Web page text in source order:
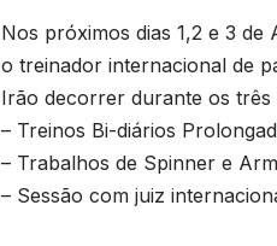
Nos próximos dias 1,2 e 3
o treinador internacional de
Irão decorrer durante os três
– Treinos Bi-diários
– Trabalhos de Spinner e
– Sessão com juiz